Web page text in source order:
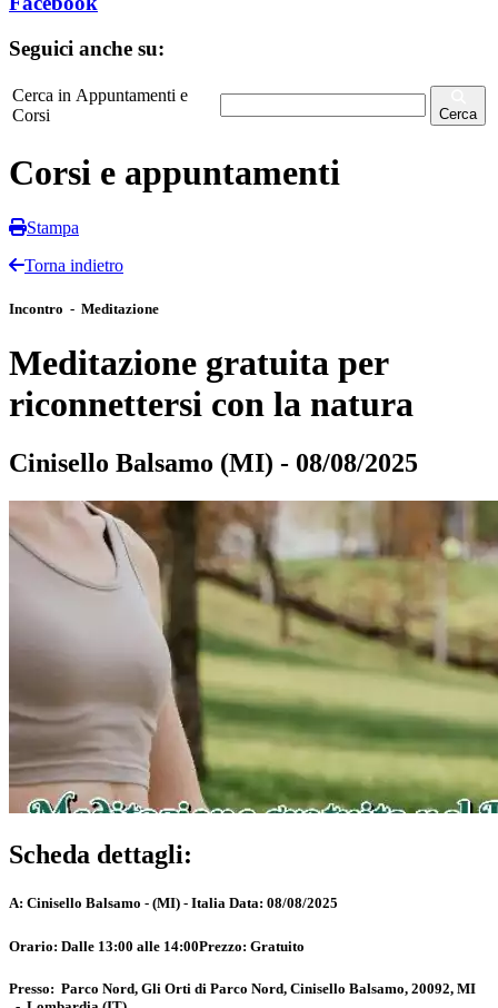
Seguici anche su:
Cerca in Appuntamenti e
Corsi
Cerca
Corsi e appuntamenti
Stampa
Torna indietro
Incontro - Meditazione
Meditazione gratuita per
riconnettersi con la natura
Cinisello Balsamo (MI) - 08/08/2025
Scheda dettagli:
A: Cinisello Balsamo - (MI) - Italia Data: 08/08/2025
Orario: Dalle 13:00 alle 14:00Prezzo: Gratuito
Presso: Parco Nord, Gli Orti di Parco Nord, Cinisello Balsamo, 20092, MI